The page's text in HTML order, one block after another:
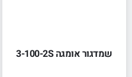
שמדגור אומגה 3-100-2S